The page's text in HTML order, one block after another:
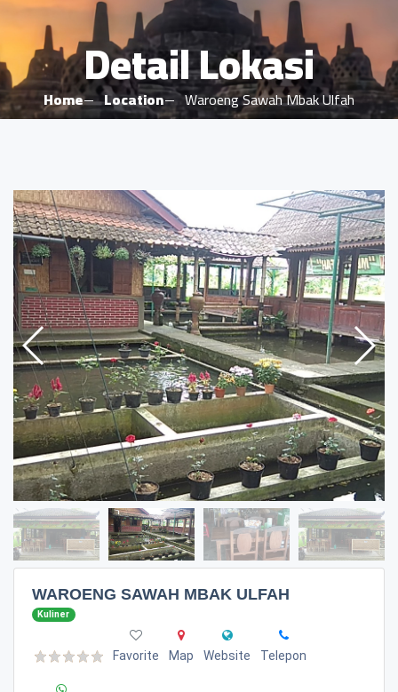
Detail Lokasi
Home Location Waroeng Sawah Mbak Ulfah
WAROENG SAWAH MBAK ULFAH
Kuliner
Favorite Map Website Telepon